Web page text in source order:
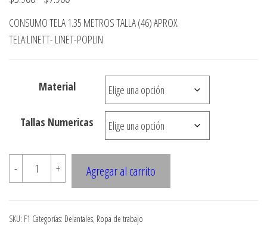
de
precios:
hasta
$7.900
CONSUMO TELA 1.35 METROS TALLA (46) APROX.
TELA:LINETT- LINET-POPLIN
Material
Tallas Numericas
-
princesa
+ Agregar al carrito
SKU: F1 Categorías: Delantales, Ropa de trabajo